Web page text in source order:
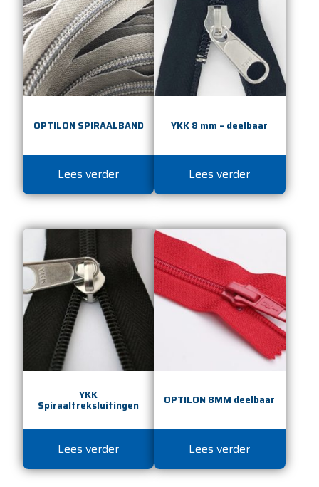
OPTILON SPIRAALBAND
Lees verder
YKK 8 mm – deelbaar
Lees verder
YKK
Spiraaltreksluitingen
Lees verder
OPTILON 8MM deelbaar
Lees verder